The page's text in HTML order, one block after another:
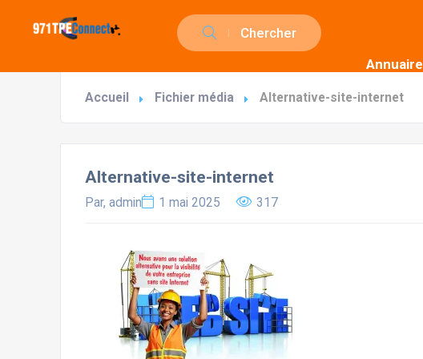
Chercher
Annuaire
Accueil Fichier média Alternative-site-internet
Alternative-site-internet
Par, admin 1 mai 2025 317